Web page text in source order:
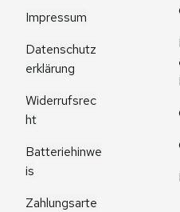
Impressum
Datenschutz
erklärung
Widerrufsrec
ht
Batteriehinwe
is
Zahlungsarte